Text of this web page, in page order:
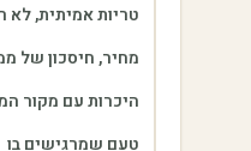
טריות אמיתית, לא
מחיר, חיסכון של
היכרות עם מקור
טעם שמרגישים בו